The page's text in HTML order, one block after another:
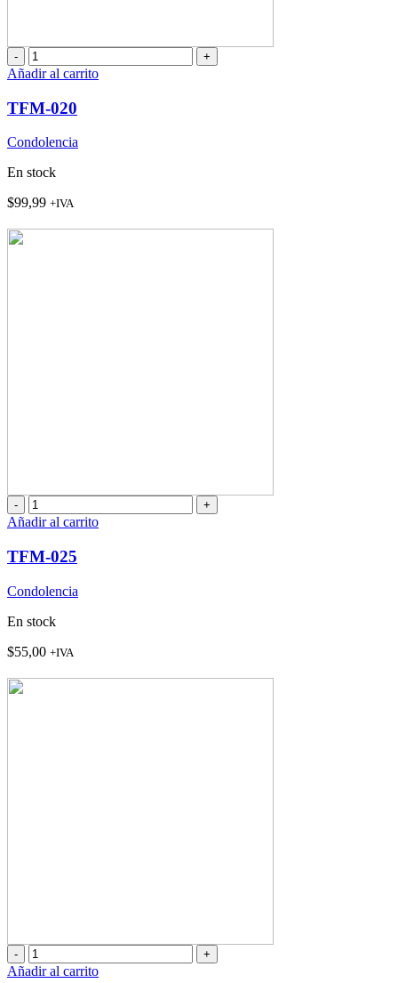
TFM-
020
Añadir al carrito
TFM-020
Condolencia
En stock
$99,99 +IVA
TFM-
025
Añadir al carrito
TFM-025
Condolencia
En stock
$55,00 +IVA
TFM-
035
Añadir al carrito